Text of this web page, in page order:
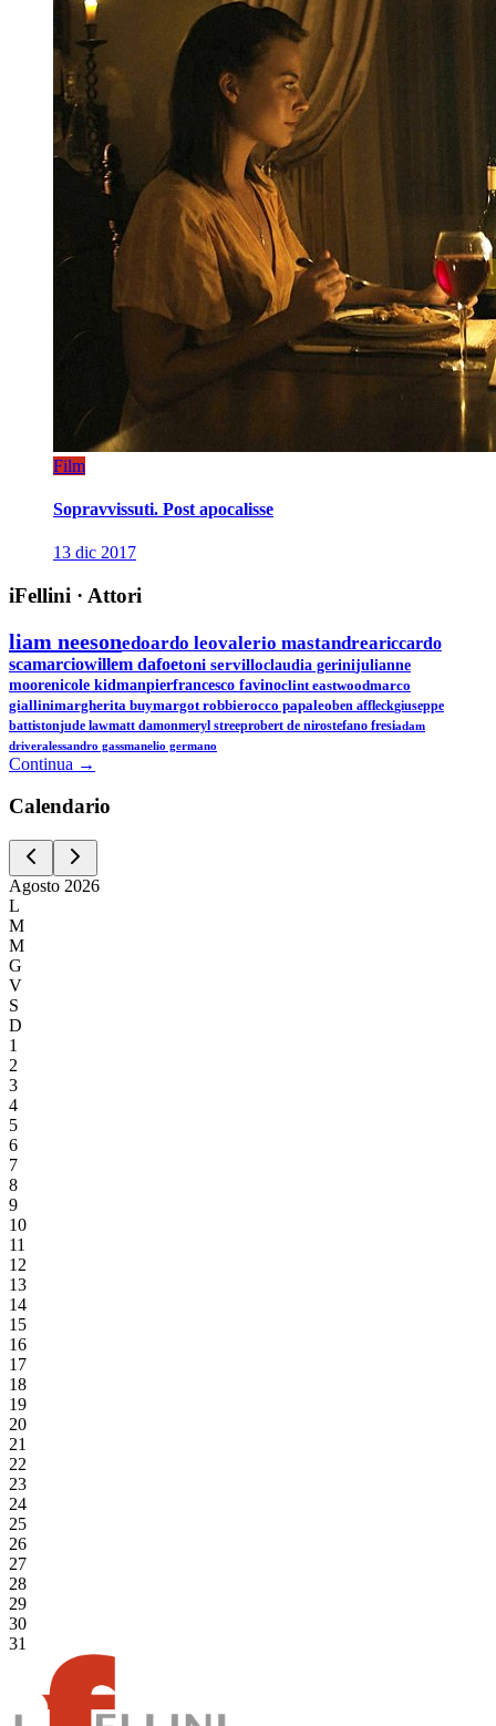
Film
Sopravvissuti. Post apocalisse
13 dic 2017
iFellini · Attori
liam neesonedoardo leovalerio mastandreariccardo
scamarciowillem dafoetoni servilloclaudia gerinijulianne
moorenicole kidmanpierfrancesco favinoclint eastwoodmarco
giallinimargherita buymargot robbierocco papaleoben affleckgiuseppe
battistonjude lawmatt damonmeryl streeprobert de nirostefano fresiadam
driveralessandro gassmanelio germano
Continua →
Calendario
Agosto 2026
L
M
M
G
V
S
D
1
2
3
4
5
6
7
8
9
10
11
12
13
14
15
16
17
18
19
20
21
22
23
24
25
26
27
28
29
30
31